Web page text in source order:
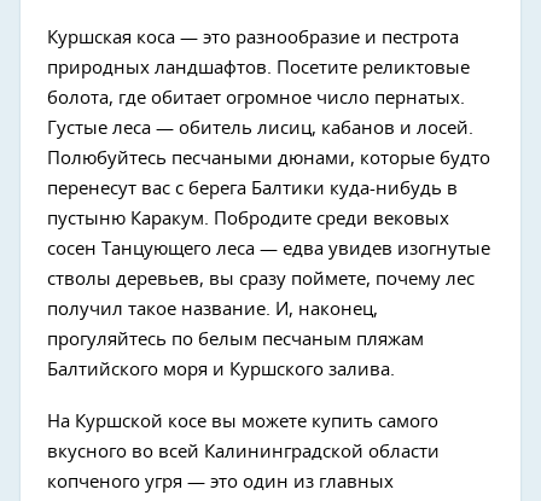
Куршская коса — это разнообразие и пестрота
природных ландшафтов. Посетите реликтовые
болота, где обитает огромное число пернатых.
Густые леса — обитель лисиц, кабанов и лосей.
Полюбуйтесь песчаными дюнами, которые будто
перенесут вас с берега Балтики куда-нибудь в
пустыню Каракум. Побродите среди вековых
сосен Танцующего леса — едва увидев изогнутые
стволы деревьев, вы сразу поймете, почему лес
получил такое название. И, наконец,
прогуляйтесь по белым песчаным пляжам
Балтийского моря и Куршского залива.
На Куршской косе вы можете купить самого
вкусного во всей Калининградской области
копченого угря — это один из главных